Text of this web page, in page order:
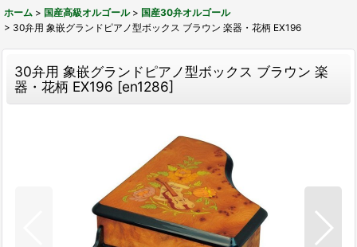
ホーム > 国産高級オルゴール > 国産30弁オルゴール
> 30弁用 象嵌グランドピアノ型ボックス ブラウン 楽器・花柄 EX196
30弁用 象嵌グランドピアノ型ボックス ブラウン 楽
器・花柄 EX196 [en1286]